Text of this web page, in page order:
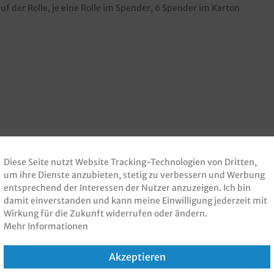
der Rolle, je eine Rolle im Spender, 6 Spender im Karton
GEKAUFT
Diese Seite nutzt Website Tracking-Technologien von Dritten,
um ihre Dienste anzubieten, stetig zu verbessern und Werbung
entsprechend der Interessen der Nutzer anzuzeigen. Ich bin
damit einverstanden und kann meine Einwilligung jederzeit mit
Wirkung für die Zukunft widerrufen oder ändern.
Mehr Informationen
Akzeptieren